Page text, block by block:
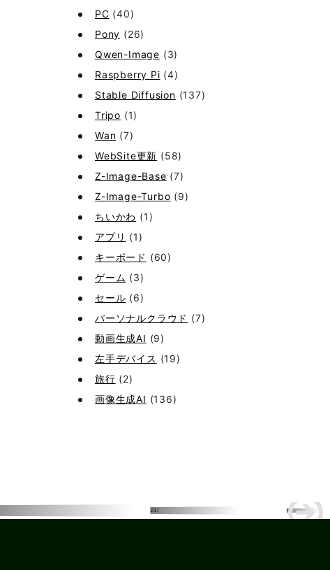
PC (40)
Pony (26)
Qwen-Image (3)
Raspberry Pi (4)
Stable Diffusion (137)
Tripo (1)
Wan (7)
WebSite更新 (58)
Z-Image-Base (7)
Z-Image-Turbo (9)
ちいかわ (1)
アプリ (1)
キーボード (60)
ゲーム (3)
セール (6)
パーソナルクラウド (7)
動画生成AI (9)
左手デバイス (19)
旅行 (2)
画像生成AI (136)